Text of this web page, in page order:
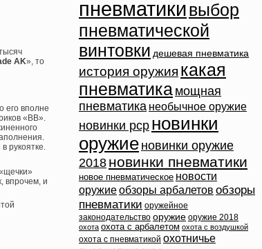
AK», то
его вполне
«ВВ».
рукоятке.
впрочем, и
пневматикивыбор
пневматической
винтовки дешевая пневматика
история оружия какая
пневматика мощная
пневматика необычное оружие
новинки pcp новинки
оружие новинки оружие
2018 новинки пневматики
новое пневматическое новости
оружиеобзоры арбалетов обзоры
пневматики оружейное
законодательство оружие оружие 2018
охота охота с арбалетом охота с воздушкой
охота с пневматикой охотничье